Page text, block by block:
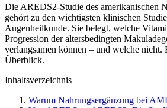
Die AREDS2-Studie des amerikanischen
gehört zu den wichtigsten klinischen
Augenheilkunde. Sie belegt, welche
Progression der altersbedingten
verlangsamen können – und welche nicht.
Überblick.
Inhaltsverzeichnis
Warum Nahrungsergänzung bei